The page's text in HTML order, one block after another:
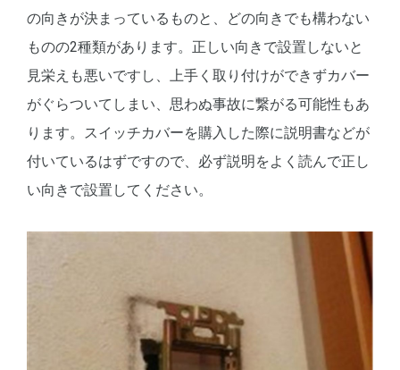
の向きが決まっているものと、どの向きでも構わない
ものの2種類があります。正しい向きで設置しないと
見栄えも悪いですし、上手く取り付けができずカバー
がぐらついてしまい、思わぬ事故に繋がる可能性もあ
ります。スイッチカバーを購入した際に説明書などが
付いているはずですので、必ず説明をよく読んで正し
い向きで設置してください。